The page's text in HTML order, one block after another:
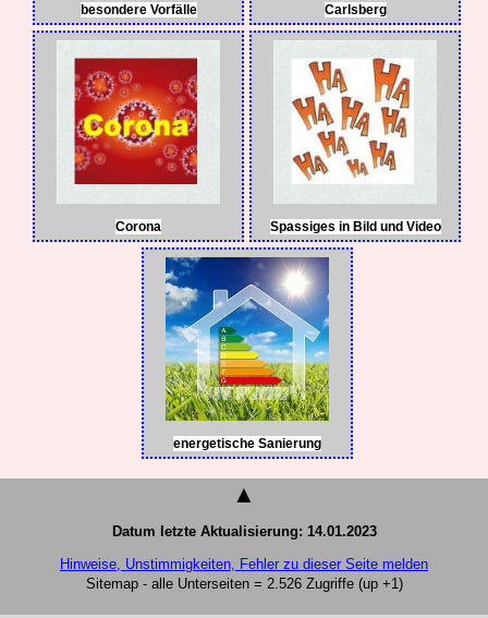
besondere Vorfälle Carlsberg
Corona Spassiges in Bild und Video
energetische Sanierung
▲
Datum letzte Aktualisierung: 14.01.2023
Hinweise, Unstimmigkeiten, Fehler zu dieser Seite melden
Sitemap - alle Unterseiten = 2.526 Zugriffe (up +1)